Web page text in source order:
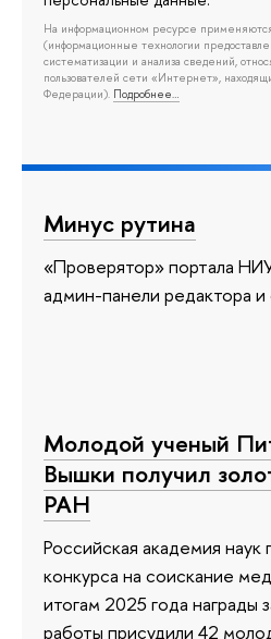
На информационном ресурсе
(информационные технологии
систематизации и анализа сведений,
пользователей сети «Интернет»,
Федерации). Подробнее…
Минус рутина
«Проверятор» портала
админ-панели редактора
Молодой ученый
Вышки получил
РАН
Российская академия наук
конкурса на соискание
итогам 2025 года награды
работы присудили 42